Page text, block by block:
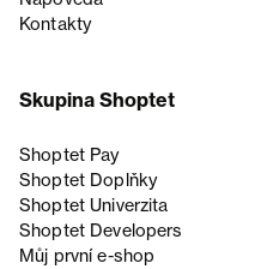
Kontakty
Skupina Shoptet
Shoptet Pay
Shoptet Doplňky
Shoptet Univerzita
Shoptet Developers
Můj první e-shop